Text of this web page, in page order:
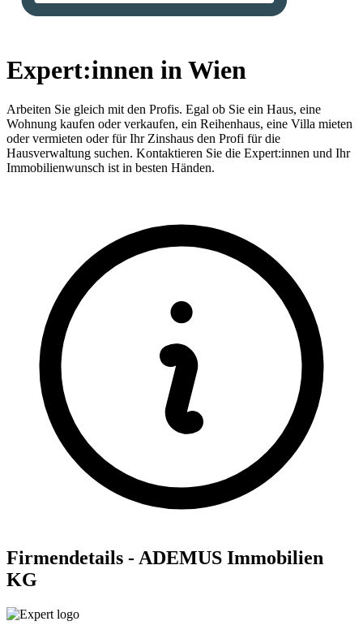
Expert:innen in Wien
Arbeiten Sie gleich mit den Profis. Egal ob Sie ein Haus, eine
Wohnung kaufen oder verkaufen, ein Reihenhaus, eine Villa mieten
oder vermieten oder für Ihr Zinshaus den Profi für die
Hausverwaltung suchen. Kontaktieren Sie die Expert:innen und Ihr
Immobilienwunsch ist in besten Händen.
Firmendetails - ADEMUS Immobilien
KG